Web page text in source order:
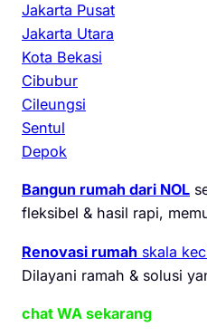
Jakarta Pusat
Jakarta Utara
Kota Bekasi
Cibubur
Cileungsi
Sentul
Depok
Bangun rumah dari NOL
fleksibel & hasil rapi,
Renovasi rumah skala
Dilayani ramah & solusi
chat WA sekarang